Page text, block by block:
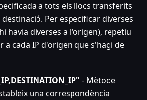
a tots els llocs transferits
Per especificar diverses
havia diverses a l'origen), repetiu
a cada IP d'origen que s'hagi de
- Mètode
una correspondència